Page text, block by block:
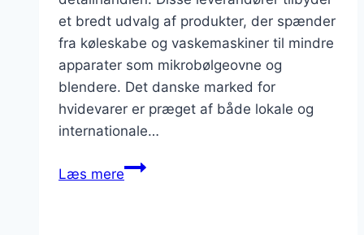
et bredt udvalg af produkter, der spænder
fra køleskabe og vaskemaskiner til mindre
apparater som mikrobølgeovne og
blendere. Det danske marked for
hvidevarer er præget af både lokale og
internationale…
Læs mereLeverandør